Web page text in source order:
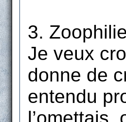
3.
Je veux
donne de
entendu